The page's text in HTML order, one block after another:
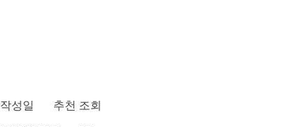
작성일 추천 조회